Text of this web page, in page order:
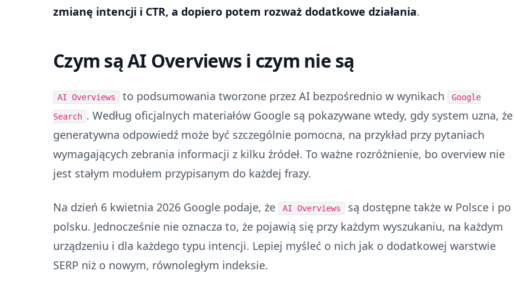
zmianę intencji i CTR, a dopiero potem rozważ dodatkowe działania.
Czym są AI Overviews i czym nie są
AI Overviews to podsumowania tworzone przez AI bezpośrednio w wynikach
Google
Search . Według oficjalnych materiałów Google są pokazywane wtedy, gdy system uzna, że
generatywna odpowiedź może być szczególnie pomocna, na przykład przy pytaniach
wymagających zebrania informacji z kilku źródeł. To ważne rozróżnienie, bo overview nie
jest stałym modułem przypisanym do każdej frazy.
Na dzień 6 kwietnia 2026 Google podaje, że AI Overviews
są dostępne także w Polsce i po
polsku. Jednocześnie nie oznacza to, że pojawią się przy każdym wyszukaniu, na każdym
urządzeniu i dla każdego typu intencji. Lepiej myśleć o nich jak o dodatkowej warstwie
SERP niż o nowym, równoległym indeksie.